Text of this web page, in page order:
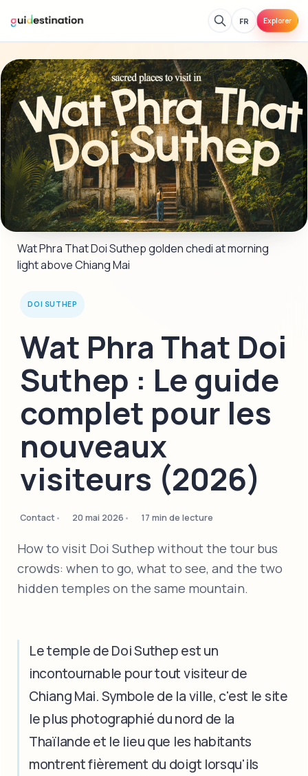
FR Explorer
Wat Phra That Doi Suthep golden chedi at morning
light above Chiang Mai
DOI SUTHEP
Wat Phra That Doi
Suthep : Le guide
complet pour les
nouveaux
visiteurs (2026)
Contact 20 mai 2026 17 min de lecture
How to visit Doi Suthep without the tour bus
crowds: when to go, what to see, and the two
hidden temples on the same mountain.
Le temple de Doi Suthep est un
incontournable pour tout visiteur de
Chiang Mai. Symbole de la ville, c'est le site
le plus photographié du nord de la
Thaïlande et le lieu que les habitants
montrent fièrement du doigt lorsqu'ils